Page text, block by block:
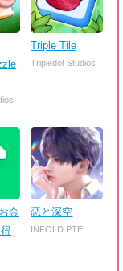
Triple Tile
Tripledot Studios
金
恋と深空
INFOLD PTE